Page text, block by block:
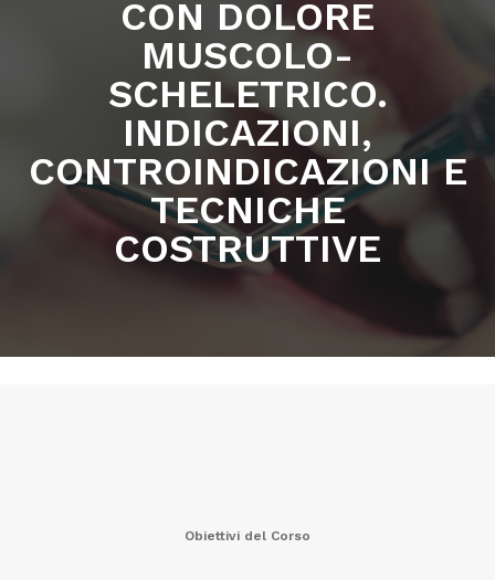
CON DOLORE
MUSCOLO-
SCHELETRICO.
INDICAZIONI,
CONTROINDICAZIONI E
TECNICHE
COSTRUTTIVE
Obiettivi del Corso